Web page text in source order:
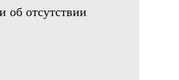
об отсутствии